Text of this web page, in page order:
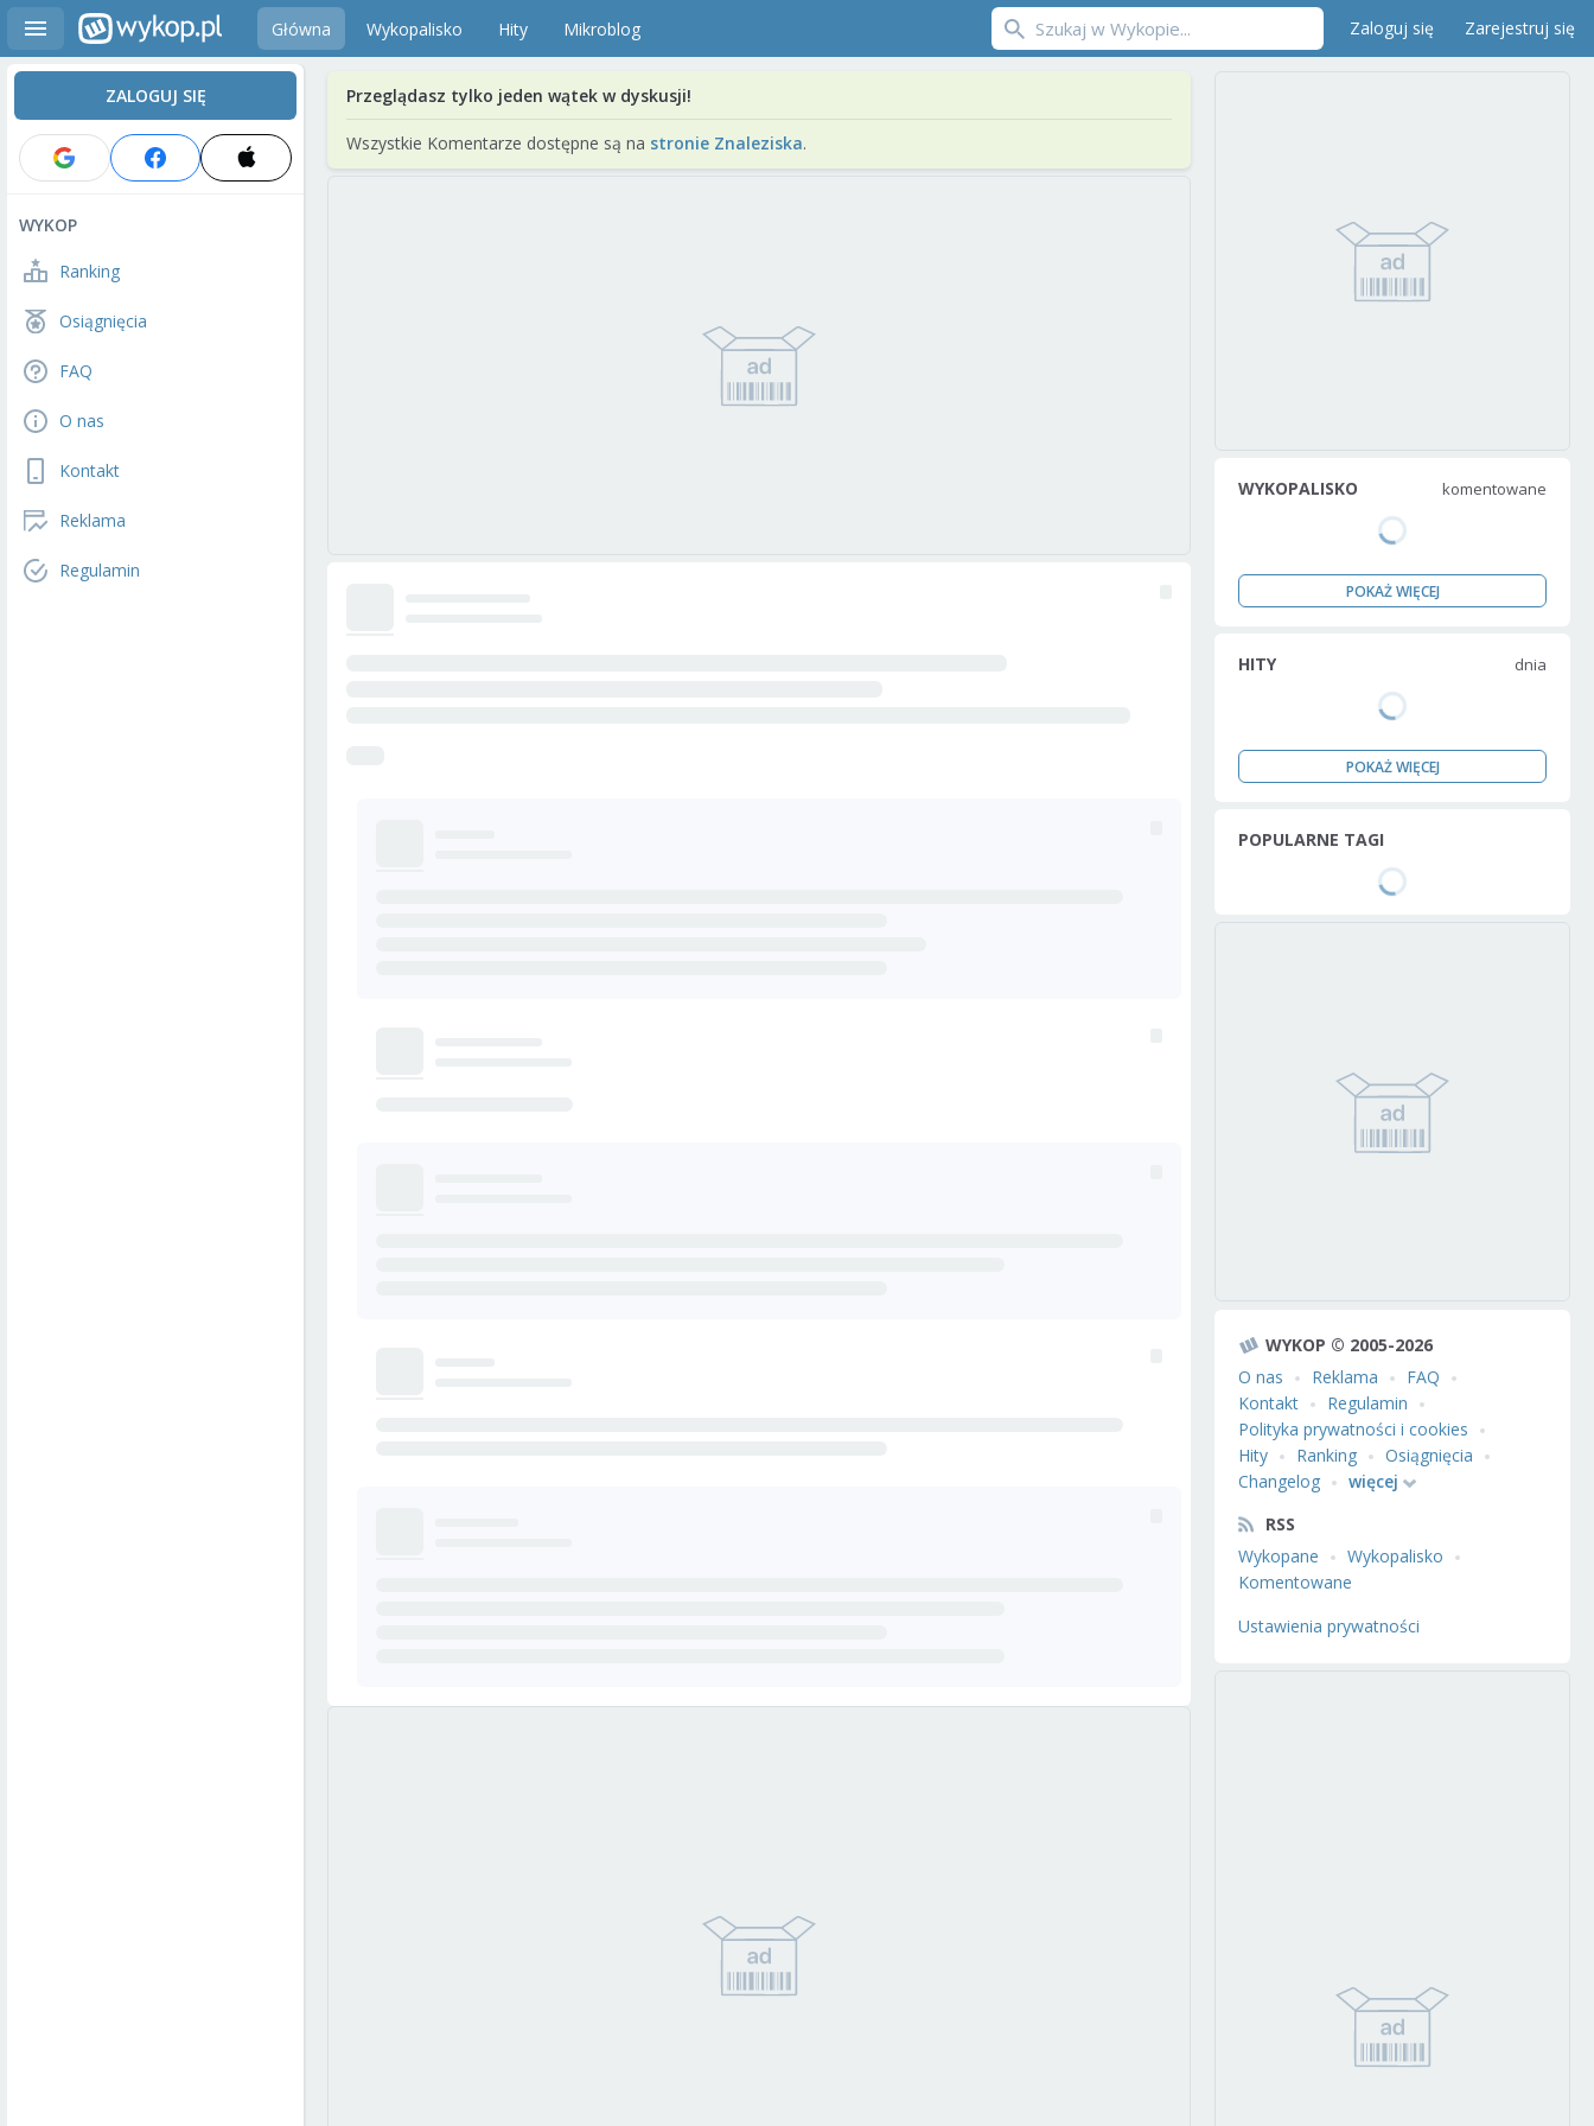
Główna Wykopalisko Hity Mikroblog Zaloguj się Zarejestruj się
ZALOGUJ SIĘ
WYKOP
Ranking
Osiągnięcia
FAQ
O nas
Kontakt
Reklama
Regulamin
Przeglądasz tylko jeden wątek w dyskusji!
Wszystkie Komentarze dostępne są na stronie Znaleziska.
WYKOPALISKO komentowane
POKAŻ WIĘCEJ
HITY dnia
POKAŻ WIĘCEJ
POPULARNE TAGI
WYKOP © 2005-2026
O nas
Reklama
FAQ
Kontakt
Regulamin
Polityka prywatności i cookies
Hity
Ranking
Osiągnięcia
Changelog
więcej
RSS
Wykopane
Wykopalisko
Komentowane
Ustawienia prywatności